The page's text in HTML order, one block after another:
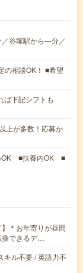
谷塚駅から---分／
の相談OK！ ■希望
ば下記シフトも
上が多数！応募か
OK ■扶養内OK ■
＊お年寄りが昼間
換できるデ…
キル不要 / 英語力不